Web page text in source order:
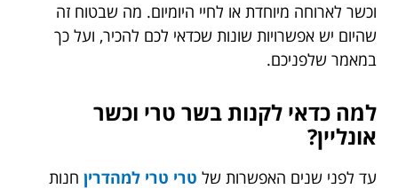
וכשר לארוחה מיוחדת או לחיי היומיום. מה שבטוח זה
שהיום יש אפשרויות שונות שכדאי לכם להכיר, ועל כך
במאמר שלפניכם.
למה כדאי לקנות בשר טרי וכשר
אונליין?
עד לפני שנים האפשרות של טרי טרי למהדרין חנות